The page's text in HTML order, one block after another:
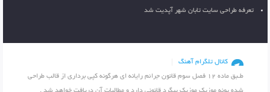
تعرفه طراحی سایت تابان شهر آپدیت شد
کانال تلگرام آهنگ
طـبق ماده 12 فصل سوم قانون جرائم رایانه ای هرگونه کپی برداری از قالب طراحی